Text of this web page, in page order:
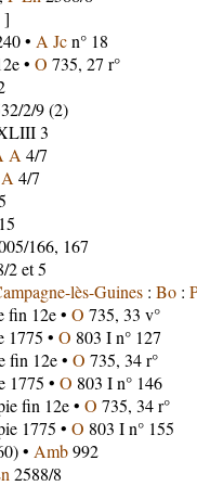
]
• A Jcn° 18
• O 735, 27 r°
2/9 (2)
3
A 4/7
4/7
166, 167
2 et 5
lès-Guines: Bo:
fin 12e • O 735, 33 v°
1775 • O 803 I n° 127
fin 12e • O 735, 34 r°
1775 • O 803 I n° 146
fin 12e • O 735, 34 r°
1775 • O 803 I n° 155
• Amb992
2588/8